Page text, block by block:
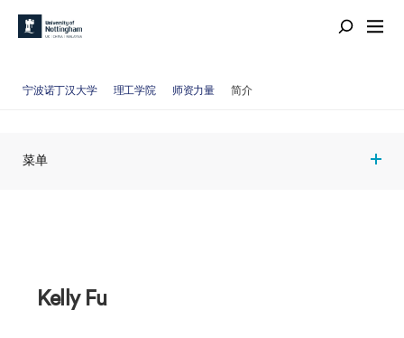
宁波诺丁汉大学 理工学院 师资力量 简介
菜单
Kelly Fu